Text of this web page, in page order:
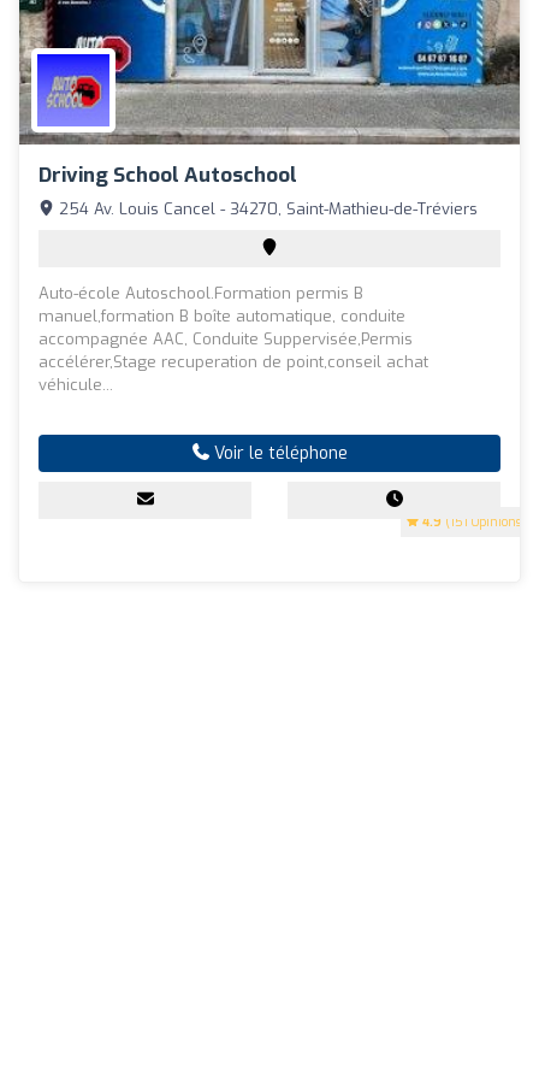
Driving School Autoschool
4.9 (151 Opinions)
254 Av. Louis Cancel - 34270, Saint-Mathieu-de-Tréviers
Auto-école Autoschool.Formation permis B
manuel,formation B boîte automatique, conduite
accompagnée AAC, Conduite Suppervisée,Permis
accélérer,Stage recuperation de point,conseil achat
véhicule...
Voir le téléphone